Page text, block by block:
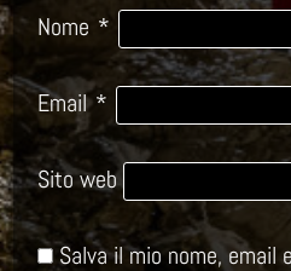
Nome *
Email*
Sito web
Salva il mio nome,